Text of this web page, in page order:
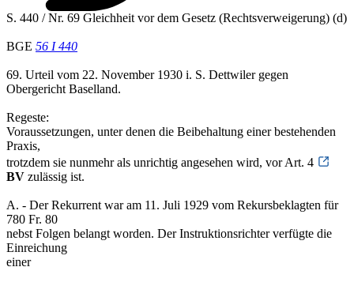
S. 440 / Nr. 69 Gleichheit vor dem Gesetz (Rechtsverweigerung) (d)
BGE 56 I 440
69. Urteil vom 22. November 1930 i. S. Dettwiler gegen
Obergericht Baselland.
Regeste:
Voraussetzungen, unter denen die Beibehaltung einer bestehenden
Praxis,
trotzdem sie nunmehr als unrichtig angesehen wird, vor Art. 4
BV zulässig ist.
A. - Der Rekurrent war am 11. Juli 1929 vom Rekursbeklagten für
780 Fr. 80
nebst Folgen belangt worden. Der Instruktionsrichter verfügte die
Einreichung
einer